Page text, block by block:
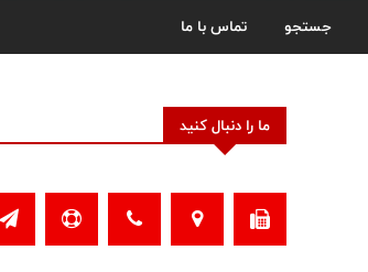
جستجو تماس با ما
ما را دنبال کنید